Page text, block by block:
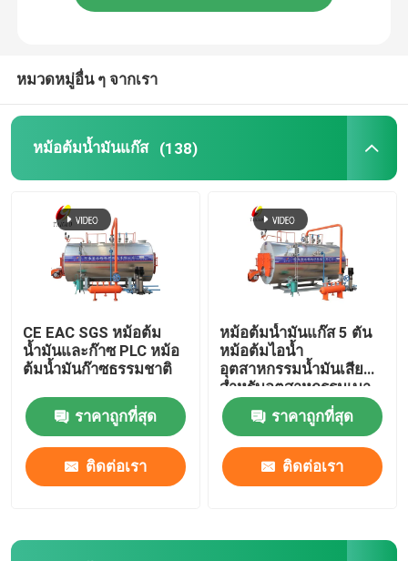
เครื่องกำเนิดไอน้ำไฟฟ้า
หม้อนึ่งความดัน
เตาลมร้อน
ระบบปฏิกิริยาที่เคลือบด้วยแก้ว
อุปกรณ์เสริมเครื่องปั่น
หมวดหมู่อื่น ๆ จากเรา
หม้อต้มน้ำมันแก๊ส (138)
CE EAC SGS หม้อต้ม
น้ำมันและก๊าซ PLC หม้อ
ต้มน้ำมันก๊าซธรรมชาติ
ราคาถูกที่สุด
ติดต่อเรา
หม้อต้มน้ำมันแก๊ส 5 ตัน
หม้อต้มไอน้ำ
อุตสาหกรรมน้ำมันเสีย
สำหรับอุตสาหกรรมเบา
เหล็ก
ราคาถูกที่สุด
ติดต่อเรา